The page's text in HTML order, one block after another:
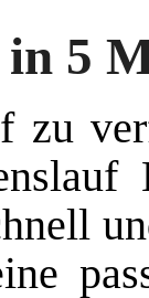
in 5
zu